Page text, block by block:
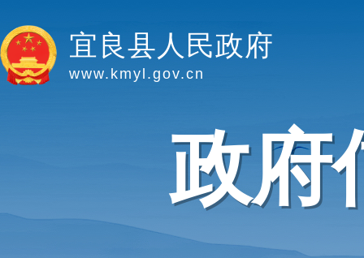
宜良县人民政府
www.kmyl.gov.cn
政府